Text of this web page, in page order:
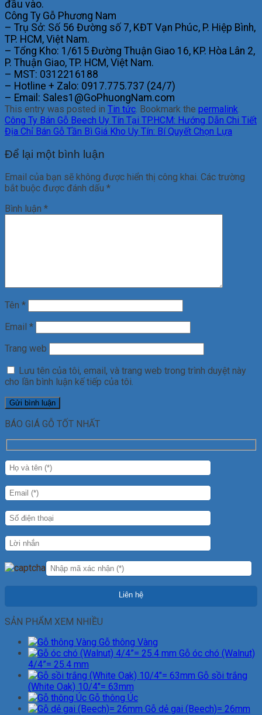
đầu vào.
Công Ty Gỗ Phương Nam
– Trụ Sở: Số 56 Đường số 7, KĐT Vạn Phúc, P. Hiệp Bình,
TP. HCM, Việt Nam.
– Tổng Kho: 1/615 Đường Thuận Giao 16, KP. Hòa Lân 2,
P. Thuận Giao, TP. HCM, Việt Nam.
– MST: 0312216188
– Hotline + Zalo: 0917.775.737 (24/7)
– Email: Sales1@GoPhuongNam.com
This entry was posted in Tin tức. Bookmark the permalink.
Công Ty Bán Gỗ Beech Uy Tín Tại TP.HCM: Hướng Dẫn Chi Tiết
Địa Chỉ Bán Gỗ Tần Bì Giá Kho Uy Tín: Bí Quyết Chọn Lựa
Để lại một bình luận
Email của bạn sẽ không được hiển thị công khai. Các trường
bắt buộc được đánh dấu *
Bình luận *
Tên *
Email *
Trang web
Lưu tên của tôi, email, và trang web trong trình duyệt này
cho lần bình luận kế tiếp của tôi.
BÁO GIÁ GỖ TỐT NHẤT
SẢN PHẨM XEM NHIỀU
Gỗ thông Vàng
Gỗ óc chó (Walnut)
4/4”= 25.4 mm
Gỗ sồi trắng
(White Oak) 10/4"= 63mm
Gỗ thông Úc
Gỗ dẻ gai (Beech)= 26mm